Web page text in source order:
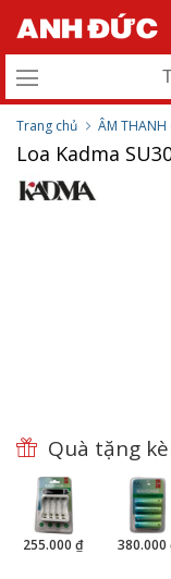
Trang chủ ÂM THANH
Loa Kadma
Quà tặng
255.000 ₫ 380.000